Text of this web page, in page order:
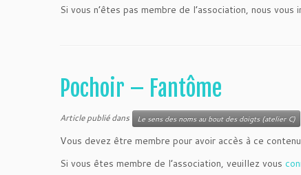
Si vous n’êtes pas membre de l’association, nous
Pochoir – Fantôme
Article publié dans Le sens des noms au bout des doigts (atelier C)
Vous devez être membre pour avoir accès à ce
Si vous êtes membre de l’association, veuillez vous